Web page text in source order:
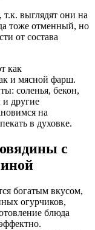
т.к. выглядят они на
тоже отменный, но
от состава
как
и мясной фарш.
соленья, бекон,
другие
на
в духовке.
с
богатым вкусом,
огурчиков,
блюда